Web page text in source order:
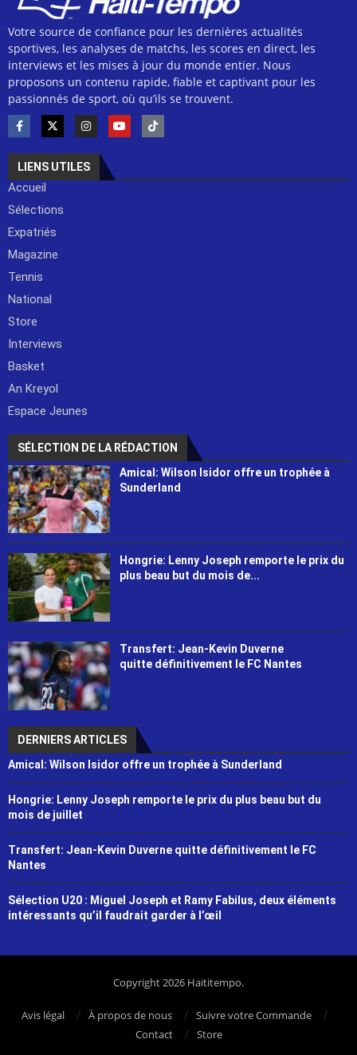
Votre source de confiance pour les dernières actualités
sportives, les analyses de matchs, les scores en direct, les
interviews et les mises à jour du monde entier. Nous
proposons un contenu rapide, fiable et captivant pour les
passionnés de sport, où qu’ils se trouvent.
LIENS UTILES
Accueil
Sélections
Expatriés
Magazine
Tennis
National
Store
Interviews
Basket
An Kreyol
Espace Jeunes
SÉLECTION DE LA RÉDACTION
Amical: Wilson Isidor offre un trophée à
Sunderland
Hongrie: Lenny Joseph remporte le prix du
plus beau but du mois de...
Transfert: Jean-Kevin Duverne
quitte définitivement le FC Nantes
DERNIERS ARTICLES
Amical: Wilson Isidor offre un trophée à Sunderland
Hongrie: Lenny Joseph remporte le prix du plus beau but du
mois de juillet
Transfert: Jean-Kevin Duverne quitte définitivement le FC
Nantes
Sélection U20 : Miguel Joseph et Ramy Fabilus, deux éléments
intéressants qu’il faudrait garder à l’œil
Copyright 2026 Haititempo.
Avis légal À propos de nous
Suivre votre Commande
Contact
Store